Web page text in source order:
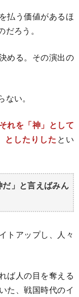
払う価値があるほ
ろう。
める。その演出の
い。
れを「神」として
としたりした とい
」と言えばみん
トアップし、人々
ば人の目を奪える
た、戦国時代のイ